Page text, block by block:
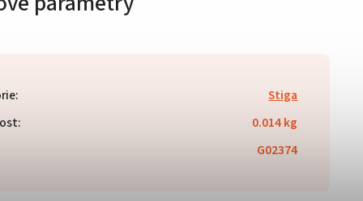
:
Stiga
:
0.014 kg
G02374